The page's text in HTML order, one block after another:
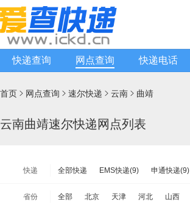
快递查询 网点查询 快递电话
首页  网点查询  速尔快递  云南  曲靖
云南曲靖速尔快递网点列表
快递 全部快递 EMS快递(9) 申通快递(9)
省份 全部 北京 天津 河北 山西